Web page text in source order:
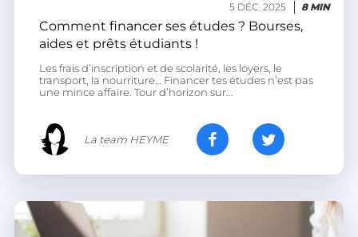
5 DÉC. 2025 8 MIN
Comment financer ses études ? Bourses,
aides et prêts étudiants !
Les frais d’inscription et de scolarité, les loyers, le
transport, la nourriture… Financer tes études n’est pas
une mince affaire. Tour d’horizon sur...
La team HEYME
heyme_session
PERSISTID
worldpass.heyme.care
__oauth_redirect_detector